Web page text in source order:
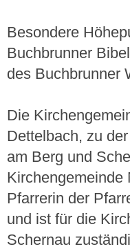
Besondere
Buchbrunner
des Buchbrunner
Die
Dettelbach, zu
am Berg und
Kirchengemeinde
Pfarrerin der
und ist für die
Schernau